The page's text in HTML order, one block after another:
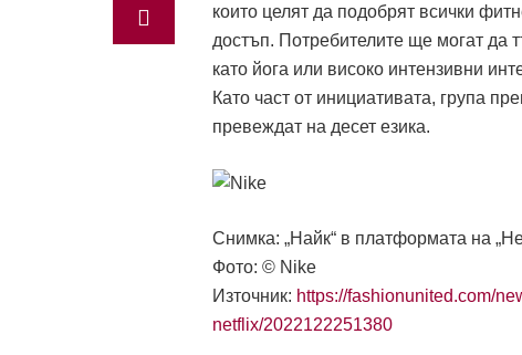
които целят да подобрят всички
достъп. Потребителите ще могат да
като йога или високо интензивни
Като част от инициативата, група
превеждат на десет езика.
Снимка: „Найк“ в платформата на
Фото: © Nike
Източник: https://fashionunited.com/
netflix/2022122251380